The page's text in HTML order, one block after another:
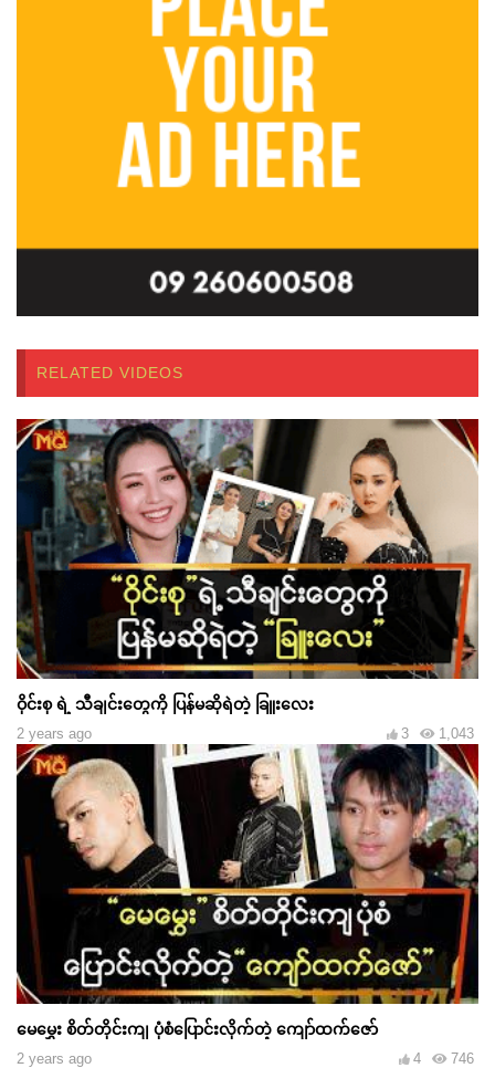
RELATED VIDEOS
ဝိုင်းစု ရဲ့ သီချင်းတွေကို ပြန်မဆိုရဲတဲ့ ခြူးလေး
2 years ago 1,043
3
မေမွှေး စိတ်တိုင်းကျ ပုံစံပြောင်းလိုက်တဲ့ ကျော်ထက်ဇော်
2 years ago 746
4